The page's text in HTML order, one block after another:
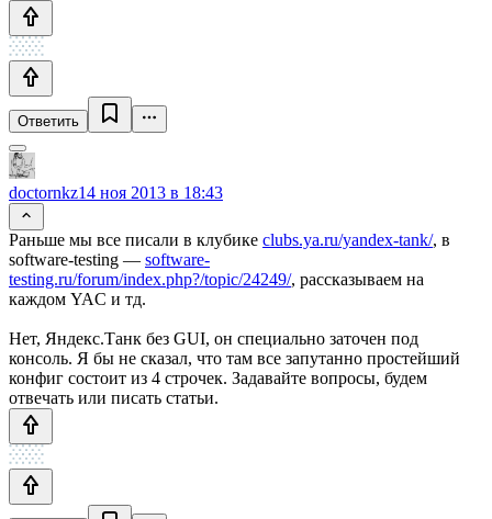
Ответить
doctornkz14 ноя 2013 в 18:43
Раньше мы все писали в клубике clubs.ya.ru/yandex-tank/, в
software-testing — software-
testing.ru/forum/index.php?/topic/24249/, рассказываем на
каждом YAC и тд.
Нет, Яндекс.Танк без GUI, он специально заточен под
консоль. Я бы не сказал, что там все запутанно простейший
конфиг состоит из 4 строчек. Задавайте вопросы, будем
отвечать или писать статьи.